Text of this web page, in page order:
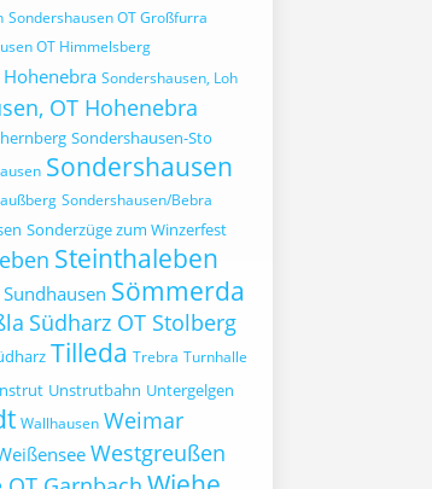
Sondershausen OT Großfurra
OT Himmelsberg
Sondershausen, Loh
OT Hohenebra
Sondershausen-Sto
Sondershausen
Sondershausen/Bebra
Sonderzüge zum Winzerfest
Steinthaleben
Sundhausen Sömmerda
Südharz OT Stolberg
Tilleda Trebra Turnhalle
Unstrutbahn Untergelgen
Wallhausen Weimar
Westgreußen